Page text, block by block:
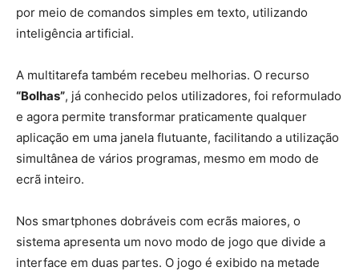
por meio de comandos simples em texto, utilizando
inteligência artificial.
A multitarefa também recebeu melhorias. O recurso
“Bolhas”, já conhecido pelos utilizadores, foi reformulado
e agora permite transformar praticamente qualquer
aplicação em uma janela flutuante, facilitando a utilização
simultânea de vários programas, mesmo em modo de
ecrã inteiro.
Nos smartphones dobráveis com ecrãs maiores, o
sistema apresenta um novo modo de jogo que divide a
interface em duas partes. O jogo é exibido na metade